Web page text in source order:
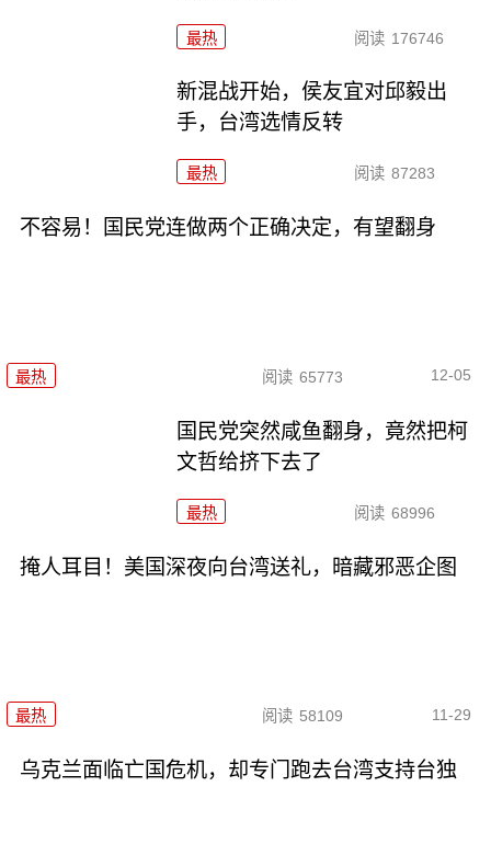
最热 阅读 176746
新混战开始，侯友宜对邱毅出
手，台湾选情反转
最热 阅读 87283
不容易！国民党连做两个正确决定，有望翻身
最热 阅读 65773 12-05
国民党突然咸鱼翻身，竟然把柯
文哲给挤下去了
最热 阅读 68996
掩人耳目！美国深夜向台湾送礼，暗藏邪恶企图
最热 阅读 58109 11-29
乌克兰面临亡国危机，却专门跑去台湾支持台独